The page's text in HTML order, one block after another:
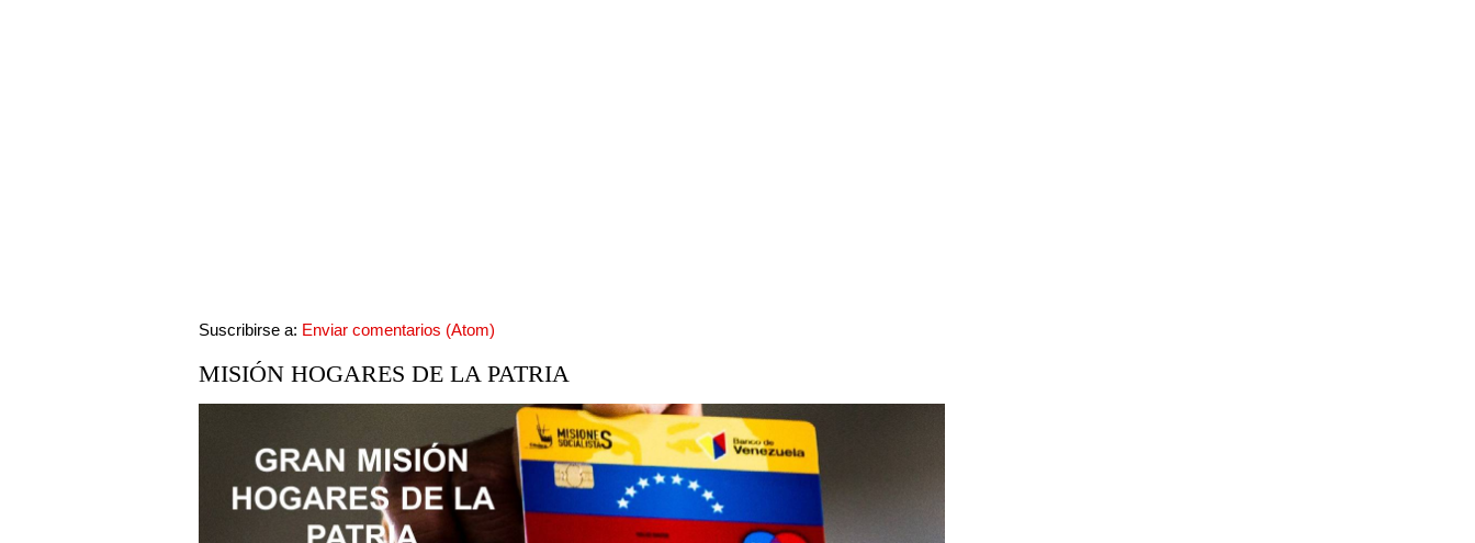
Suscribirse a: Enviar comentarios (Atom)
MISIÓN HOGARES DE LA PATRIA